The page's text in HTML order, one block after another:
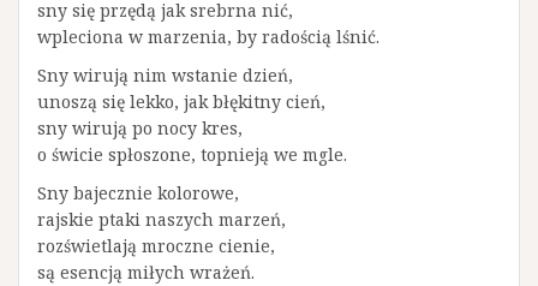
sny się przędą jak srebrna nić,
wpleciona w marzenia, by radością lśnić.
Sny wirują nim wstanie dzień,
unoszą się lekko, jak błękitny cień,
sny wirują po nocy kres,
o świcie spłoszone, topnieją we mgle.
Sny bajecznie kolorowe,
rajskie ptaki naszych marzeń,
rozświetlają mroczne cienie,
są esencją miłych wrażeń.